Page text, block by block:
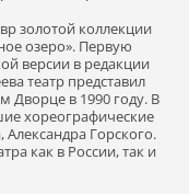
золотой коллекции
озеро». Первую
версии в редакции
театр представил
Дворце в 1990 году. В
хореографические
Горского.
как в России, так и